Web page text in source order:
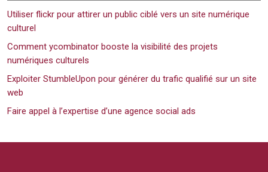
Utiliser flickr pour attirer un public ciblé vers un site numérique
culturel
Comment ycombinator booste la visibilité des projets
numériques culturels
Exploiter StumbleUpon pour générer du trafic qualifié sur un site
web
Faire appel à l’expertise d’une agence social ads